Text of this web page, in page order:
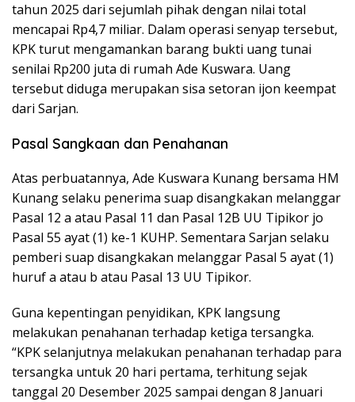
tahun 2025 dari sejumlah pihak dengan nilai total
mencapai Rp4,7 miliar. Dalam operasi senyap tersebut,
KPK turut mengamankan barang bukti uang tunai
senilai Rp200 juta di rumah Ade Kuswara. Uang
tersebut diduga merupakan sisa setoran ijon keempat
dari Sarjan.
Pasal Sangkaan dan Penahanan
Atas perbuatannya, Ade Kuswara Kunang bersama HM
Kunang selaku penerima suap disangkakan melanggar
Pasal 12 a atau Pasal 11 dan Pasal 12B UU Tipikor jo
Pasal 55 ayat (1) ke-1 KUHP. Sementara Sarjan selaku
pemberi suap disangkakan melanggar Pasal 5 ayat (1)
huruf a atau b atau Pasal 13 UU Tipikor.
Guna kepentingan penyidikan, KPK langsung
melakukan penahanan terhadap ketiga tersangka.
“KPK selanjutnya melakukan penahanan terhadap para
tersangka untuk 20 hari pertama, terhitung sejak
tanggal 20 Desember 2025 sampai dengan 8 Januari